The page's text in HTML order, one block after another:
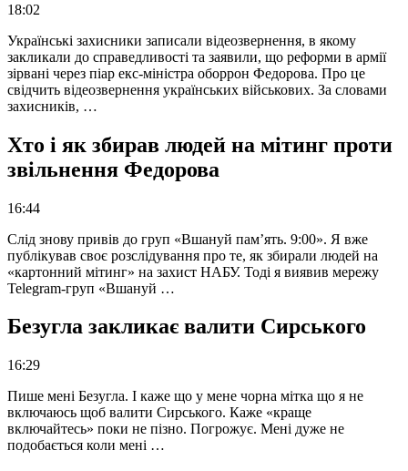
18:02
Українські захисники записали відеозвернення, в якому
закликали до справедливості та заявили, що реформи в армії
зірвані через піар екс-міністра оборрон Федорова. Про це
свідчить відеозвернення українських військових. За словами
захисників, …
Хто і як збирав людей на мітинг проти
звільнення Федорова
16:44
Слід знову привів до груп «Вшануй пам’ять. 9:00». Я вже
публікував своє розслідування про те, як збирали людей на
«картонний мітинг» на захист НАБУ. Тоді я виявив мережу
Telegram-груп «Вшануй …
Безугла закликає валити Сирського
16:29
Пише мені Безугла. І каже що у мене чорна мітка що я не
включаюсь щоб валити Сирського. Каже «краще
включайтесь» поки не пізно. Погрожує. Мені дуже не
подобається коли мені …